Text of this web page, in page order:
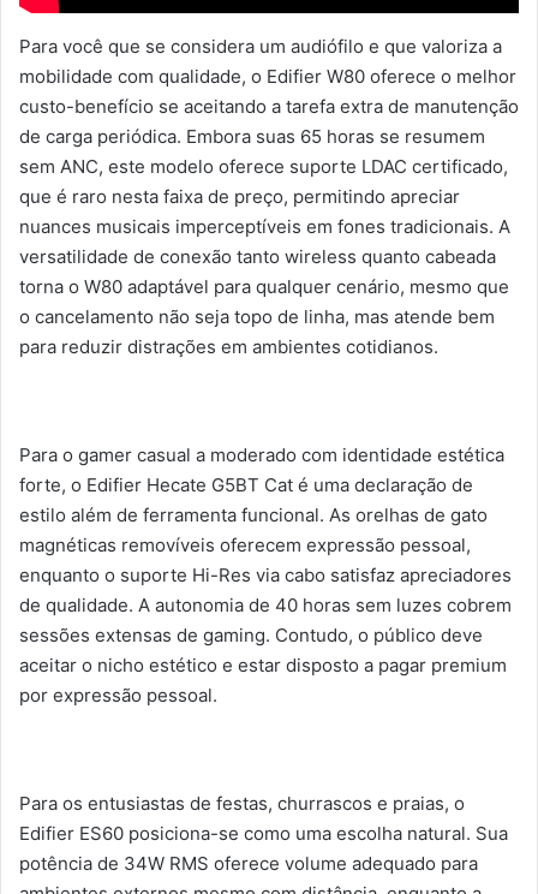
Para você que se considera um audiófilo e que valoriza a
mobilidade com qualidade, o Edifier W80 oferece o melhor
custo-benefício se aceitando a tarefa extra de manutenção
de carga periódica. Embora suas 65 horas se resumem
sem ANC, este modelo oferece suporte LDAC certificado,
que é raro nesta faixa de preço, permitindo apreciar
nuances musicais imperceptíveis em fones tradicionais. A
versatilidade de conexão tanto wireless quanto cabeada
torna o W80 adaptável para qualquer cenário, mesmo que
o cancelamento não seja topo de linha, mas atende bem
para reduzir distrações em ambientes cotidianos.
Para o gamer casual a moderado com identidade estética
forte, o Edifier Hecate G5BT Cat é uma declaração de
estilo além de ferramenta funcional. As orelhas de gato
magnéticas removíveis oferecem expressão pessoal,
enquanto o suporte Hi-Res via cabo satisfaz apreciadores
de qualidade. A autonomia de 40 horas sem luzes cobrem
sessões extensas de gaming. Contudo, o público deve
aceitar o nicho estético e estar disposto a pagar premium
por expressão pessoal.
Para os entusiastas de festas, churrascos e praias, o
Edifier ES60 posiciona-se como uma escolha natural. Sua
potência de 34W RMS oferece volume adequado para